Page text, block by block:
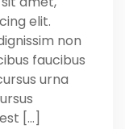
elit.
non
faucibus
urna
[…]